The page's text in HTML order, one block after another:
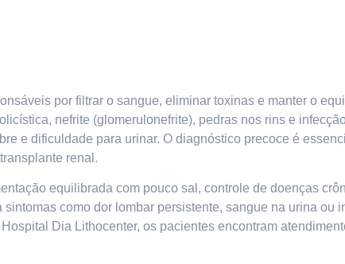
por filtrar o sangue, eliminar toxinas e manter o
nefrite (glomerulonefrite), pedras nos rins e
e dificuldade para urinar. O diagnóstico precoce é
renal.
equilibrada com pouco sal, controle de doenças
como dor lombar persistente, sangue na urina ou
Dia Lithocenter, os pacientes encontram